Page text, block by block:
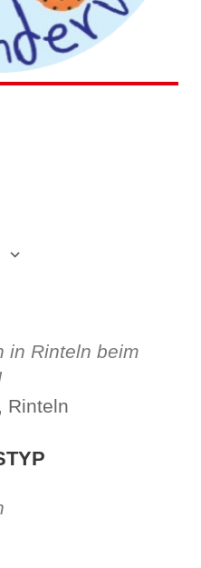
in Rinteln beim
Rinteln